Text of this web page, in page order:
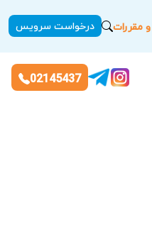
مقررات درخواست سرویس
02145437